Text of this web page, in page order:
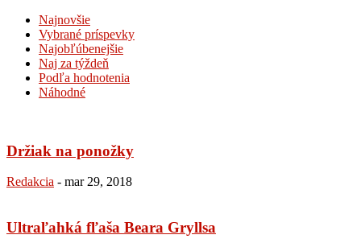
Najnovšie
Vybrané príspevky
Najobľúbenejšie
Naj za týždeň
Podľa hodnotenia
Náhodné
Držiak na ponožky
Redakcia - mar 29, 2018
Ultraľahká fľaša Beara Gryllsa